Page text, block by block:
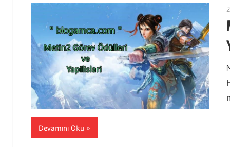
Devamını Oku